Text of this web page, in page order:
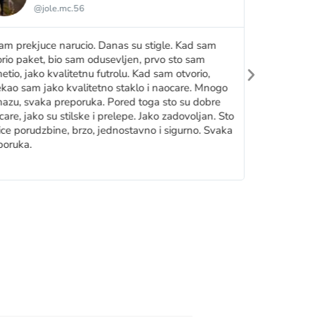
@jole.mc.56
prekjuce narucio. Danas su stigle. Kad sam
paket, bio sam odusevljen, prvo sto sam
jako kvalitetnu futrolu. Kad sam otvorio,
sam jako kvalitetno staklo i naocare. Mnogo
svaka preporuka. Pored toga sto su dobre
jako su stilske i prelepe. Jako zadovoljan. Sto
porudzbine, brzo, jednostavno i sigurno. Svaka